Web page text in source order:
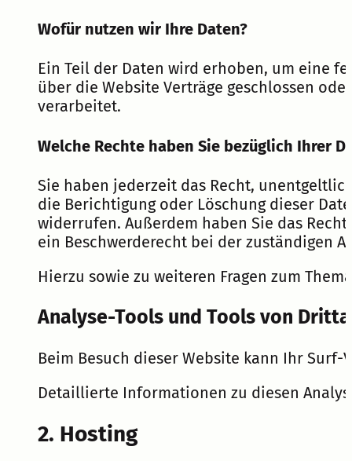
Wofür nutzen wir Ihre Daten?
Ein Teil der Daten wird erhoben, um eine
über die Website Verträge geschlossen
verarbeitet.
Welche Rechte haben Sie bezüglich Ihrer
Sie haben jederzeit das Recht,
die Berichtigung oder Löschung dieser
widerrufen. Außerdem haben Sie das
ein Beschwerderecht bei der zuständigen
Hierzu sowie zu weiteren Fragen zum
Analyse-Tools und Tools von
Beim Besuch dieser Website kann Ihr
Detaillierte Informationen zu diesen
2. Hosting